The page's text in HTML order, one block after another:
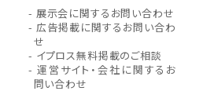
- 展示会に関するお問い合わせ
- 広告掲載に関するお問い合わ
せ
- イプロス無料掲載のご相談
- 運営サイト・会社に関するお
問い合わせ